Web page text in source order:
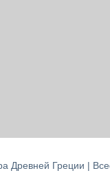
Древней Греции |